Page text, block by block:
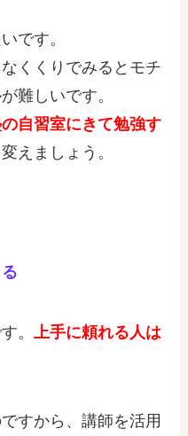
です。
くくりでみるとモチ
難しいです。
自習室にきて勉強す
えましょう。
。
上手に頼れる人は
すから、講師を活用